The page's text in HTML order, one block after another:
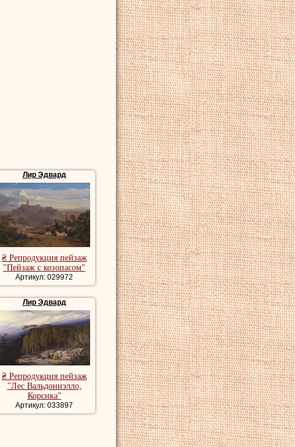
Лир Эдвард
₴ Репродукция пейзаж
"Пейзаж с козопасом"
Артикул: 029972
Лир Эдвард
₴ Репродукция пейзаж
"Лес Вальдониэлло,
Корсика"
Артикул: 033897